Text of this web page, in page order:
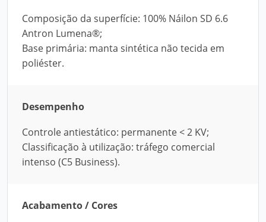
Composição da superfície: 100% Náilon SD 6.6
Antron Lumena®;
Base primária: manta sintética não tecida em
poliéster.
Desempenho
Controle antiestático: permanente < 2 KV;
Classificação à utilização: tráfego comercial
intenso (C5 Business).
Acabamento / Cores